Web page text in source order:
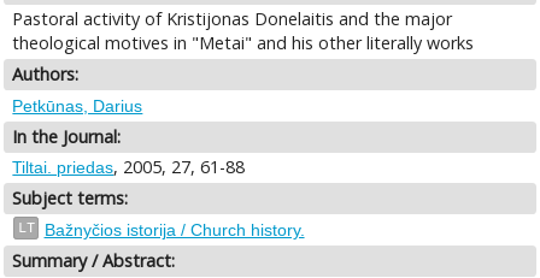
Pastoral activity of Kristijonas Donelaitis and the major
theological motives in "Metai" and his other literally works
Authors:
Petkūnas, Darius
In the Journal:
Tiltai. priedas, 2005, 27, 61-88
Subject terms:
LT Bažnyčios istorija / Church history.
Summary / Abstract: